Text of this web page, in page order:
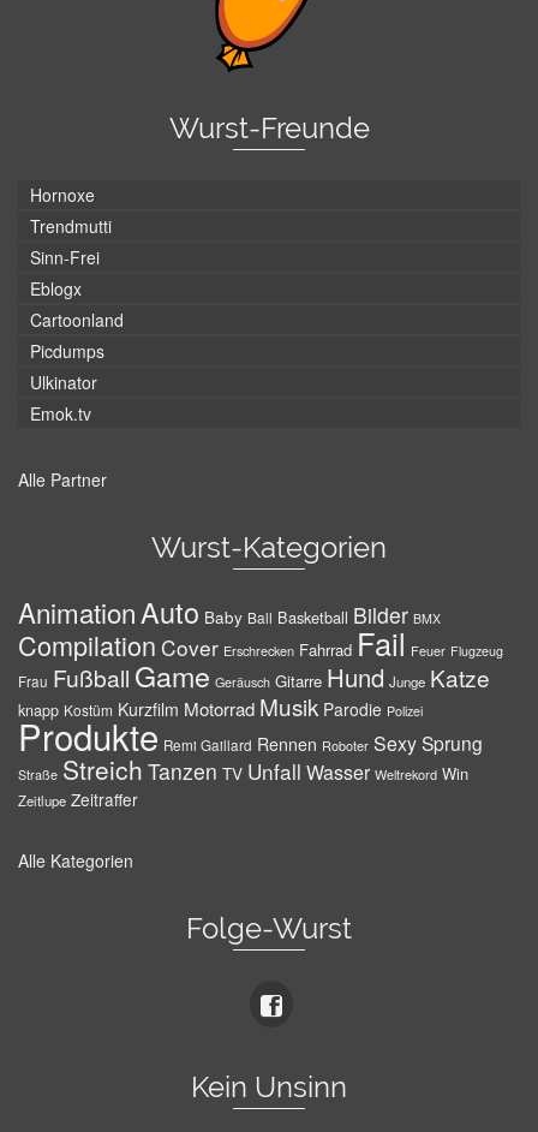
Wurst-Freunde
Hornoxe
Trendmutti
Sinn-Frei
Eblogx
Cartoonland
Picdumps
Ulkinator
Emok.tv
Alle Partner
Wurst-Kategorien
AnimationAuto Baby Ball Basketball Bilder BMX
Compilation Cover Erschrecken Fahrrad Fail Feuer Flugzeug
Frau Fußball Game Geräusch Gitarre Hund Junge Katze
knapp Kostüm Kurzfilm Motorrad Musik Parodie Polizei
Produkte Remi Gaillard Rennen Roboter SexySprung
Straße Streich Tanzen TV Unfall Wasser Weltrekord Win
Zeitlupe Zeitraffer
Alle Kategorien
Folge-Wurst
Kein Unsinn